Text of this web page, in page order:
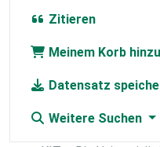
Zitieren
Meinem Korb
Datensatz
Weitere Suchen